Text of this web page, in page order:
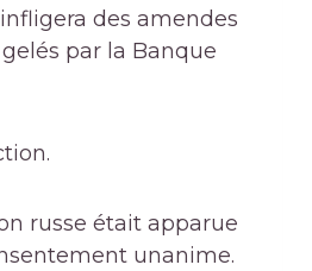
des amendes
par la Banque
russe était apparue
unanime.